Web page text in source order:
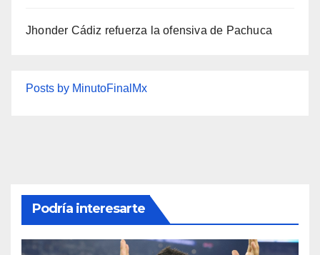
Jhonder Cádiz refuerza la ofensiva de Pachuca
Posts by MinutoFinalMx
Podría interesarte